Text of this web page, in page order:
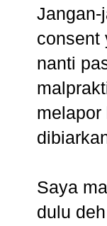
Jangan-
consent
nanti
Saya
dulu